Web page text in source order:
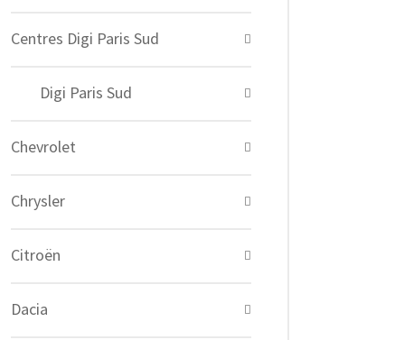
Centres Digi Paris Sud
Digi Paris Sud
Chevrolet
Chrysler
Citroën
Dacia